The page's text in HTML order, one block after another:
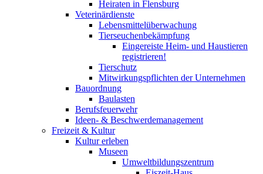
Heiraten in Flensburg
Veterinärdienste
Lebensmittelüberwachung
Tierseuchenbekämpfung
Eingereiste Heim- und Haustieren
registrieren!
Tierschutz
Mitwirkungspflichten der Unternehmen
Bauordnung
Baulasten
Berufsfeuerwehr
Ideen- & Beschwerdemanagement
Freizeit & Kultur
Kultur erleben
Museen
Umweltbildungszentrum